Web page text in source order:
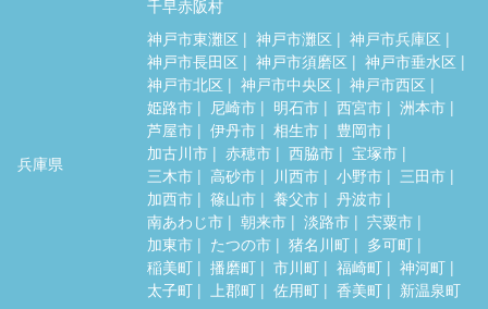
千早赤阪村
兵庫県
神戸市東灘区 神戸市灘区
神戸市兵庫区
神戸市長田区
神戸市須磨区
神戸市垂水区
神戸市北区
神戸市中央区
神戸市西区
姫路市
尼崎市 明石市 西宮市
洲本市
芦屋市
伊丹市 相生市
豊岡市
加古川市
赤穂市 西脇市
宝塚市
三木市
高砂市 川西市 小野市
三田市
加西市
篠山市 養父市
丹波市
南あわじ市
朝来市 淡路市
宍粟市
加東市
たつの市 猪名川町
多可町
稲美町
播磨町 市川町 福崎町
神河町
太子町
上郡町 佐用町 香美町 新温泉町